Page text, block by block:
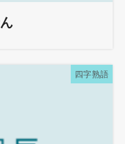
四字熟語